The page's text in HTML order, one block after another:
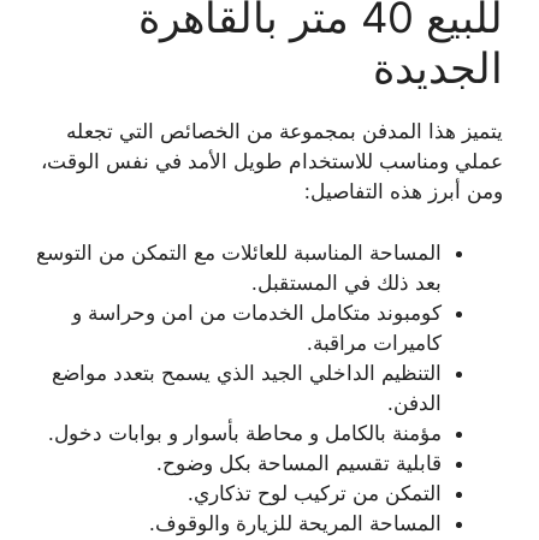
للبيع 40 متر بالقاهرة
الجديدة
يتميز هذا المدفن بمجموعة من الخصائص التي تجعله
عملي ومناسب للاستخدام طويل الأمد في نفس الوقت،
ومن أبرز هذه التفاصيل:
المساحة المناسبة للعائلات مع التمكن من التوسع
بعد ذلك في المستقبل.
كومبوند متكامل الخدمات من امن وحراسة و
كاميرات مراقبة.
التنظيم الداخلي الجيد الذي يسمح بتعدد مواضع
الدفن.
مؤمنة بالكامل و محاطة بأسوار و بوابات دخول.
قابلية تقسيم المساحة بكل وضوح.
التمكن من تركيب لوح تذكاري.
المساحة المريحة للزيارة والوقوف.